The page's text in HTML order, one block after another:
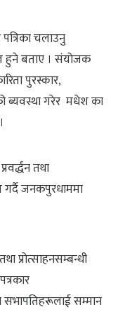
चलाउनु
हुने बताए । संयोजक
पुरस्कार,
ब्यवस्था गरेर मधेश का
तथा
गर्दै जनकपुरधाममा
प्रोत्साहनसम्बन्धी
सभापतिहरूलाई सम्मान